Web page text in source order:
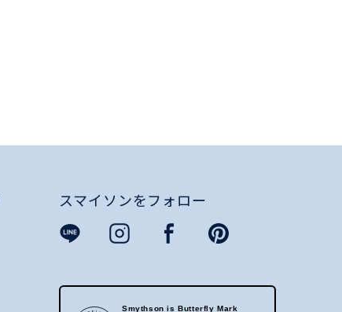
スマイソンをフォロー
Smythson is Butterfly Mark